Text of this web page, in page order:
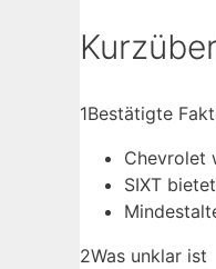
1Bestätigte
Chevrolet
SIXT
2Was unklar ist